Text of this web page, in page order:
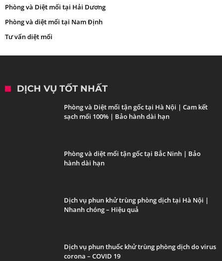
Phòng và Diệt mối tại Hải Dương
Phòng và diệt mối tại Nam Định
Tư vấn diệt mối
DỊCH VỤ TỐT NHẤT
Phòng và Diệt mối tận gốc tại Hà Nội | Cam kết
sạch mối 100% | Bảo hành dài hạn
Phòng và diệt mối tận gốc tại Bắc Ninh | Bảo
hành dài hạn
Dịch vụ phun khử trùng phòng dịch tại Hà Nội |
Nhanh chóng – Hiệu quả
Dịch vụ phun thuốc khử trùng phòng dịch do virus
corona – COVID 19